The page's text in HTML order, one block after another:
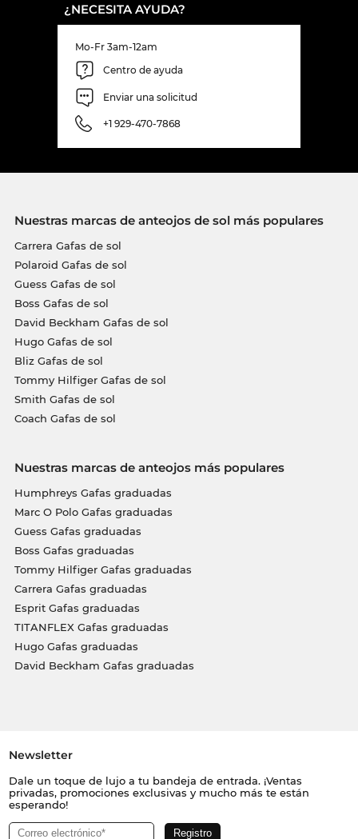
¿NECESITA AYUDA?
Mo-Fr 3am-12am
Centro de ayuda
Enviar una solicitud
+1 929-470-7868
Nuestras marcas de anteojos de sol más populares
Carrera Gafas de sol
Polaroid Gafas de sol
Guess Gafas de sol
Boss Gafas de sol
David Beckham Gafas de sol
Hugo Gafas de sol
Bliz Gafas de sol
Tommy Hilfiger Gafas de sol
Smith Gafas de sol
Coach Gafas de sol
Nuestras marcas de anteojos más populares
Humphreys Gafas graduadas
Marc O Polo Gafas graduadas
Guess Gafas graduadas
Boss Gafas graduadas
Tommy Hilfiger Gafas graduadas
Carrera Gafas graduadas
Esprit Gafas graduadas
TITANFLEX Gafas graduadas
Hugo Gafas graduadas
David Beckham Gafas graduadas
Newsletter
Dale un toque de lujo a tu bandeja de entrada. ¡Ventas
privadas, promociones exclusivas y mucho más te están
esperando!